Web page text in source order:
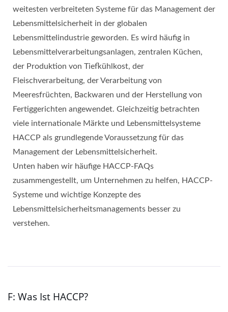
weitesten verbreiteten Systeme für das Management der
Lebensmittelsicherheit in der globalen
Lebensmittelindustrie geworden. Es wird häufig in
Lebensmittelverarbeitungsanlagen, zentralen Küchen,
der Produktion von Tiefkühlkost, der
Fleischverarbeitung, der Verarbeitung von
Meeresfrüchten, Backwaren und der Herstellung von
Fertiggerichten angewendet. Gleichzeitig betrachten
viele internationale Märkte und Lebensmittelsysteme
HACCP als grundlegende Voraussetzung für das
Management der Lebensmittelsicherheit.
Unten haben wir häufige HACCP-FAQs
zusammengestellt, um Unternehmen zu helfen, HACCP-
Systeme und wichtige Konzepte des
Lebensmittelsicherheitsmanagements besser zu
verstehen.
F: Was Ist HACCP?